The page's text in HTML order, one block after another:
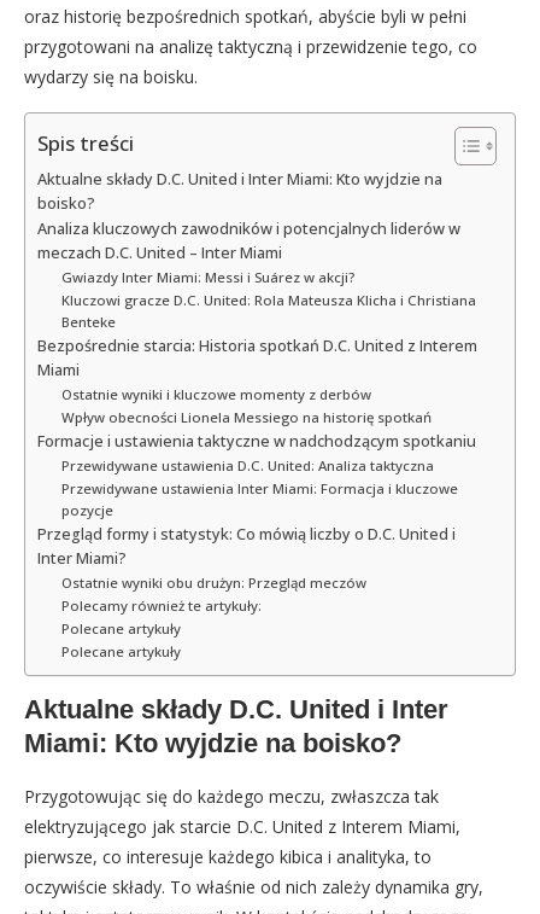
oraz historię bezpośrednich spotkań, abyście byli w pełni
przygotowani na analizę taktyczną i przewidzenie tego, co
wydarzy się na boisku.
Spis treści
Aktualne składy D.C. United i Inter Miami: Kto wyjdzie na
boisko?
Analiza kluczowych zawodników i potencjalnych liderów w
meczach D.C. United – Inter Miami
Gwiazdy Inter Miami: Messi i Suárez w akcji?
Kluczowi gracze D.C. United: Rola Mateusza Klicha i Christiana
Benteke
Bezpośrednie starcia: Historia spotkań D.C. United z Interem
Miami
Ostatnie wyniki i kluczowe momenty z derbów
Wpływ obecności Lionela Messiego na historię spotkań
Formacje i ustawienia taktyczne w nadchodzącym spotkaniu
Przewidywane ustawienia D.C. United: Analiza taktyczna
Przewidywane ustawienia Inter Miami: Formacja i kluczowe
pozycje
Przegląd formy i statystyk: Co mówią liczby o D.C. United i
Inter Miami?
Ostatnie wyniki obu drużyn: Przegląd meczów
Polecamy również te artykuły:
Polecane artykuły
Polecane artykuły
Aktualne składy D.C. United i Inter
Miami: Kto wyjdzie na boisko?
Przygotowując się do każdego meczu, zwłaszcza tak
elektryzującego jak starcie D.C. United z Interem Miami,
pierwsze, co interesuje każdego kibica i analityka, to
oczywiście składy. To właśnie od nich zależy dynamika gry,